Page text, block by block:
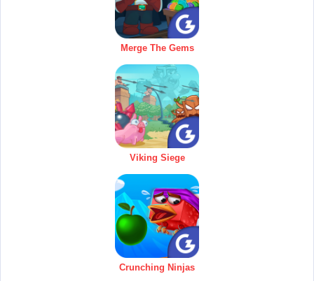
Merge The Gems
Viking Siege
Crunching Ninjas